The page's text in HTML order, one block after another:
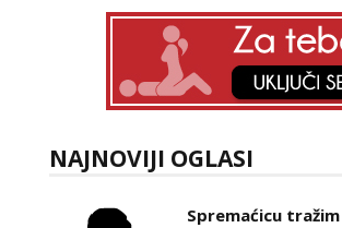
NAJNOVIJI OGLASI
Spremaćicu tražim